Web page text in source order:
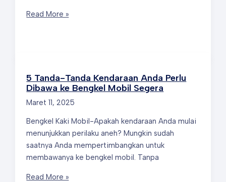
Apa
Bengkel
Mobil
Tidak
Kendaraan
Anda
dengan
Benar?
Read More »
5 Tanda-Tanda Kendaraan Anda Perlu
Dibawa ke Bengkel Mobil Segera
Maret 11, 2025
Bengkel Kaki Mobil-Apakah kendaraan Anda mulai
menunjukkan perilaku aneh? Mungkin sudah
saatnya Anda mempertimbangkan untuk
membawanya ke bengkel mobil. Tanpa
5
Read More »